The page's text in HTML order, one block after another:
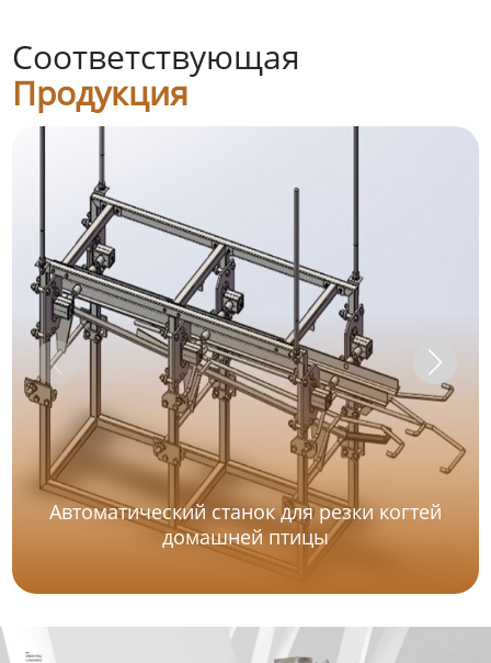
Соответствующая
Продукция
Автоматический станок для резки когтей
домашней птицы